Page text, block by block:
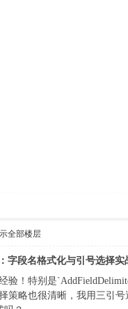
全部楼层
字段名格式化与引号选择实
验！特别是
策略也很清晰，我用三引